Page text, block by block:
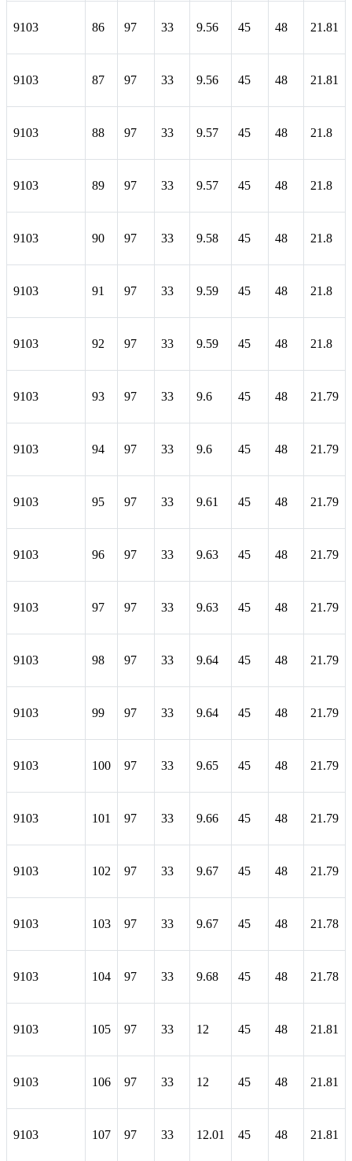
9103 86 97 33 9.56 45 48 21.81
9103 87 97 33 9.56 45 48 21.81
9103 88 97 33 9.57 45 48 21.8
9103 89 97 33 9.57 45 48 21.8
9103 90 97 33 9.58 45 48 21.8
9103 91 97 33 9.59 45 48 21.8
9103 92 97 33 9.59 45 48 21.8
9103 93 97 33 9.6 45 48 21.79
9103 94 97 33 9.6 45 48 21.79
9103 95 97 33 9.61 45 48 21.79
9103 96 97 33 9.63 45 48 21.79
9103 97 97 33 9.63 45 48 21.79
9103 98 97 33 9.64 45 48 21.79
9103 99 97 33 9.64 45 48 21.79
9103 100 97 33 9.65 45 48 21.79
9103 101 97 33 9.66 45 48 21.79
9103 102 97 33 9.67 45 48 21.79
9103 103 97 33 9.67 45 48 21.78
9103 104 97 33 9.68 45 48 21.78
9103 105 97 33 12 45 48 21.81
9103 106 97 33 12 45 48 21.81
9103 107 97 33 12.01 45 48 21.81